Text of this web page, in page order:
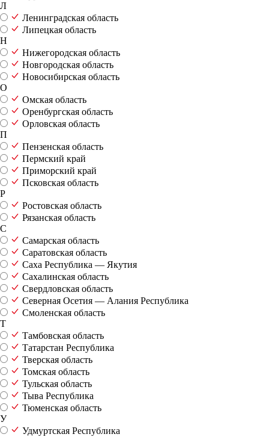
Л
Ленинградская область
Липецкая область
Н
Нижегородская область
Новгородская область
Новосибирская область
О
Омская область
Оренбургская область
Орловская область
П
Пензенская область
Пермский край
Приморский край
Псковская область
Р
Ростовская область
Рязанская область
С
Самарская область
Саратовская область
Саха Республика — Якутия
Сахалинская область
Свердловская область
Северная Осетия — Алания Республика
Смоленская область
Т
Тамбовская область
Татарстан Республика
Тверская область
Томская область
Тульская область
Тыва Республика
Тюменская область
У
Удмуртская Республика